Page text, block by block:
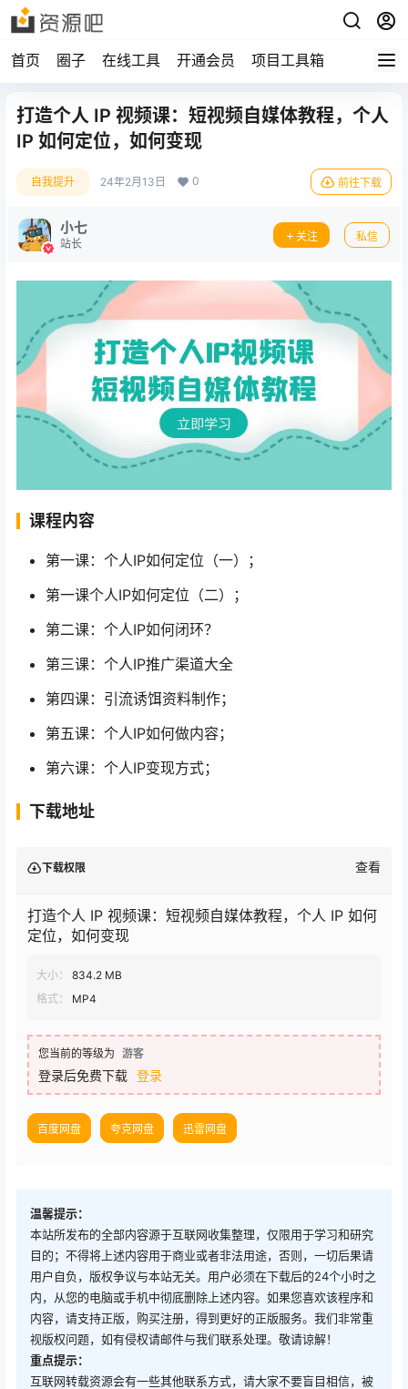
首页 圈子 在线工具 开通会员 项目工具箱
打造个人 IP 视频课：短视频自媒体教程，个人
IP 如何定位，如何变现
自我提升 24年2月13日 0 前往下载
小七
站长
关注 私信
课程内容
第一课：个人IP如何定位（一）；
第一课个人IP如何定位（二）；
第二课：个人IP如何闭环？
第三课：个人IP推广渠道大全
第四课：引流诱饵资料制作；
第五课：个人IP如何做内容；
第六课：个人IP变现方式；
下载地址
下载权限 查看
打造个人 IP 视频课：短视频自媒体教程，个人 IP 如何
定位，如何变现
大小：
834.2 MB
格式：
MP4
您当前的等级为 游客
登录后免费下载 登录
百度网盘 夸克网盘 迅雷网盘
温馨提示：
本站所发布的全部内容源于互联网收集整理，仅限用于学习和研究
目的；不得将上述内容用于商业或者非法用途，否则，一切后果请
用户自负，版权争议与本站无关。用户必须在下载后的24个小时之
内，从您的电脑或手机中彻底删除上述内容。如果您喜欢该程序和
内容，请支持正版，购买注册，得到更好的正版服务。我们非常重
视版权问题，如有侵权请邮件与我们联系处理。敬请谅解！
重点提示：
互联网转载资源会有一些其他联系方式，请大家不要盲目相信，被